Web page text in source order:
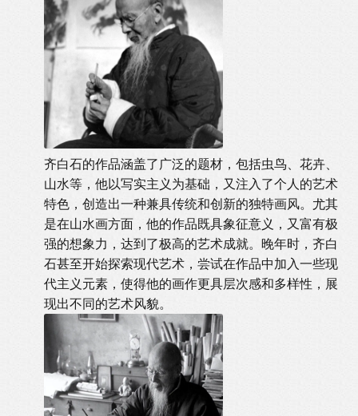
齐白石的作品涵盖了广泛的题材，包括虫鸟、花卉、
山水等，他以写实主义为基础，又注入了个人的艺术
特色，创造出一种兼具传统和创新的独特画风。尤其
是在山水画方面，他的作品既具象征意义，又富有极
强的想象力，达到了极高的艺术成就。晚年时，齐白
石甚至开始探索现代艺术，尝试在作品中加入一些现
代主义元素，使得他的画作更具层次感和多样性，展
现出不同的艺术风貌。